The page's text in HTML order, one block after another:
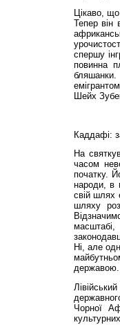
Цікаво,
Тепер він
спершу
повинна
Шейх
Каддафі:
На
часом
початку.
народи, в
свій шлях
шляху
Ні, але
державою.
Чорної